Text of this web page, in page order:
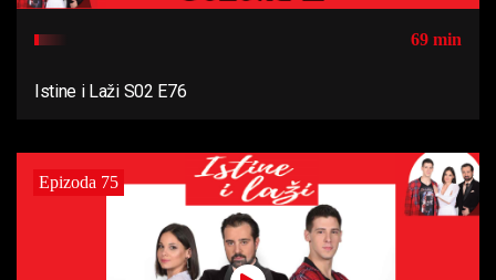
69 min
Istine i Laži S02 E76
Epizoda 75